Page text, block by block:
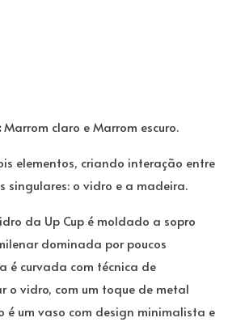
Marrom claro e Marrom escuro.
elementos, criando interação entre
singulares: o vidro e a madeira.
da Up Cup é moldado a sopro
dominada por poucos
é curvada com técnica de
o vidro, com um toque de metal
é um vaso com design minimalista e